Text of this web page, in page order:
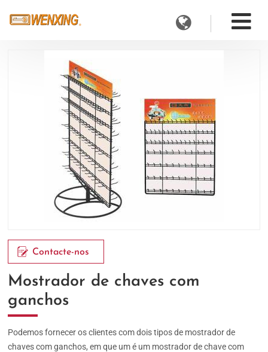
Contacte-nos
Mostrador de chaves com
ganchos
Podemos fornecer os clientes com dois tipos de mostrador de
chaves com ganchos, em que um é um mostrador de chave com